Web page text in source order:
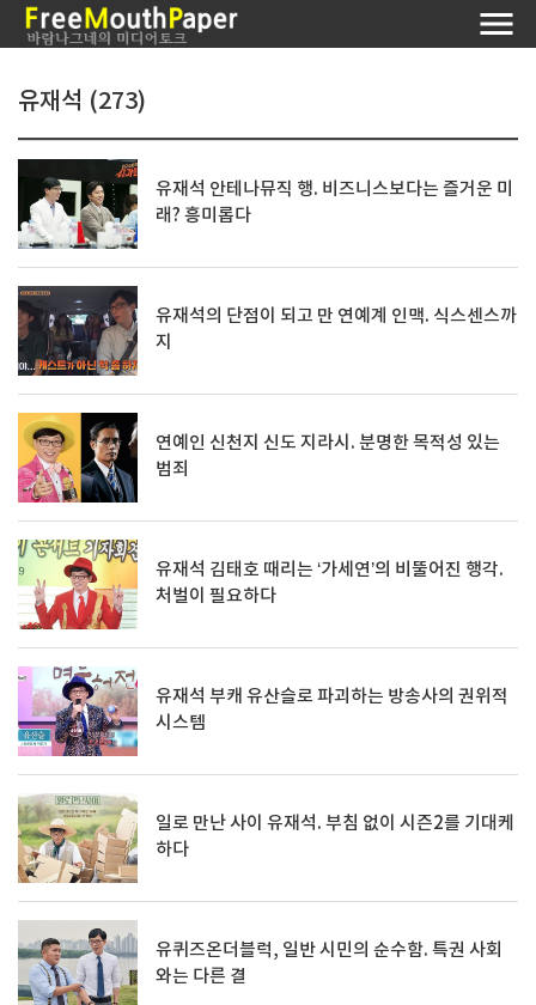
유재석 (273)
유재석 안테나뮤직 행. 비즈니스보다는 즐거운 미
래? 흥미롭다
유재석의 단점이 되고 만 연예계 인맥. 식스센스까
지
연예인 신천지 신도 지라시. 분명한 목적성 있는
범죄
유재석 김태호 때리는 ‘가세연’의 비뚤어진 행각.
처벌이 필요하다
유재석 부캐 유산슬로 파괴하는 방송사의 권위적
시스템
일로 만난 사이 유재석. 부침 없이 시즌2를 기대케
하다
유퀴즈온더블럭, 일반 시민의 순수함. 특권 사회
와는 다른 결